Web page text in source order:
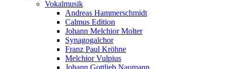
Vokalmusik
Andreas Hammerschmidt
Calmus Edition
Johann Melchior Molter
Synagogalchor
Franz Paul Kröhne
Melchior Vulpius
Johann Gottlieb Naumann